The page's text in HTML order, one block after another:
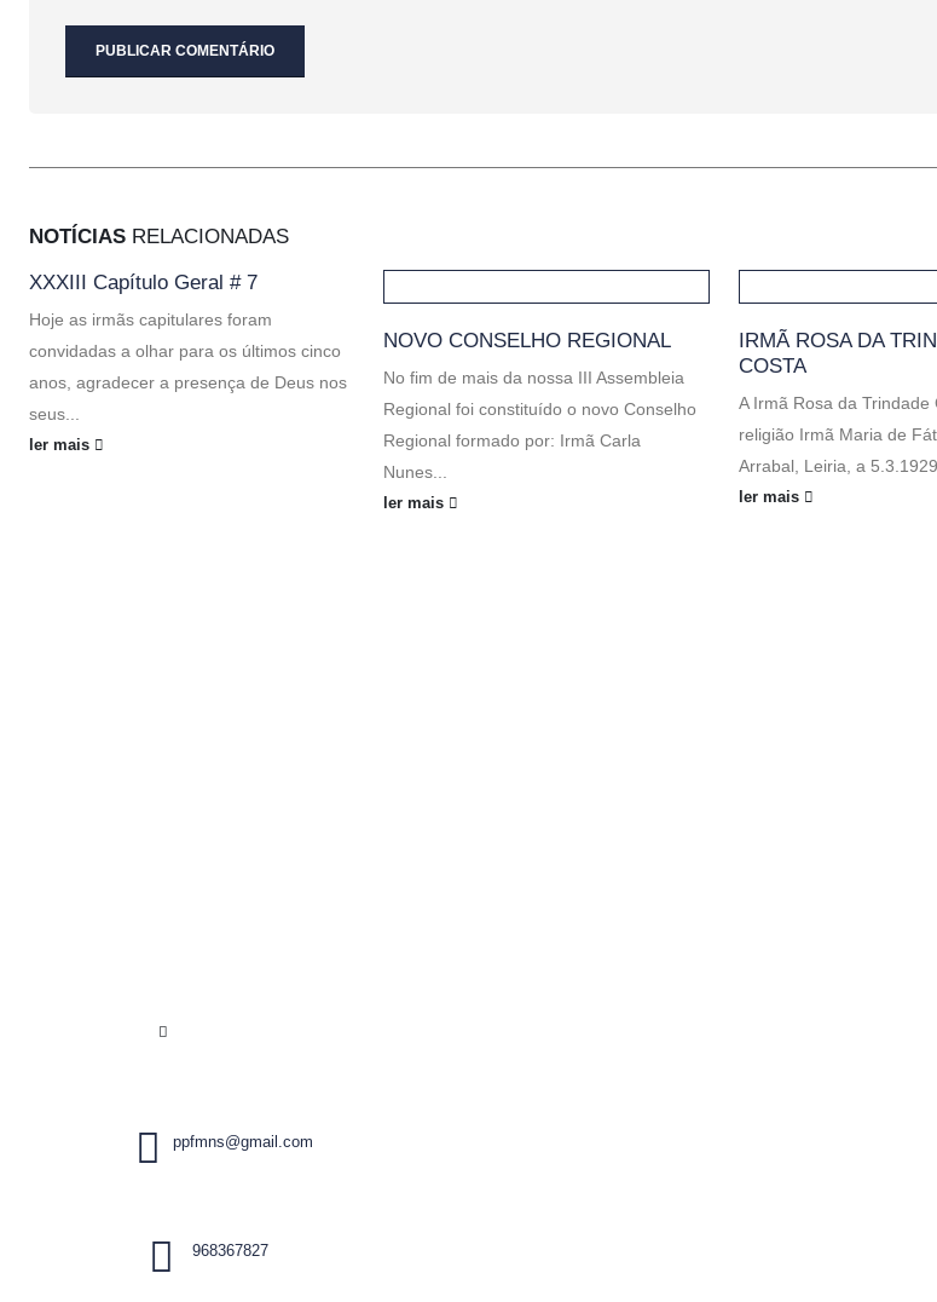
NOTÍCIAS RELACIONADAS
XXXIII Capítulo Geral # 7
Hoje as irmãs capitulares foram
convidadas a olhar para os últimos cinco
anos, agradecer a presença de Deus nos
seus...
ler mais
NOVO CONSELHO REGIONAL
No fim de mais da nossa III Assembleia
Regional foi constituído o novo Conselho
Regional formado por: Irmã Carla
Nunes...
ler mais
IRMÃ ROSA DA
COSTA
A Irmã Rosa da Trindade
religião Irmã Maria de
Arrabal, Leiria, a
ler mais
ppfmns@gmail.com
968367827